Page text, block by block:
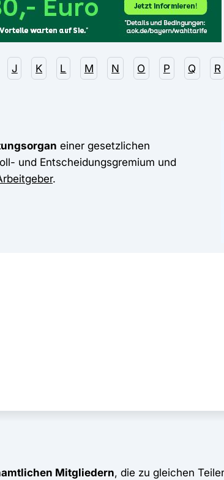
J K L M N O P Q R
einer gesetzlichen
und Entscheidungsgremium und
.
Mitgliedern, die zu gleichen